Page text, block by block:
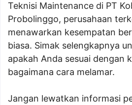
Teknisi Maintenance di PT
Probolinggo, perusahaan
menawarkan kesempatan
biasa. Simak selengkapnya
apakah Anda sesuai dengan
bagaimana cara melamar.
Jangan lewatkan informasi